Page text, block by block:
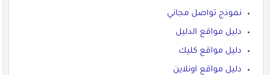
نموذج تواصل مجاني
دليل مواقع الدليل
دليل مواقع كليك
دليل مواقع اونلاين